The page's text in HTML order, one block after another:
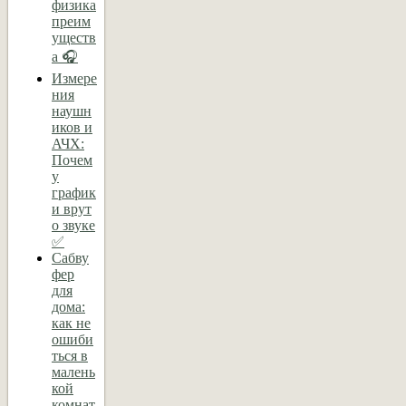
физика
преим
уществ
а 🎧
Измере
ния
наушн
иков и
АЧХ:
Почем
у
график
и врут
о звуке
✅
Сабву
фер
для
дома:
как не
ошиби
ться в
малень
кой